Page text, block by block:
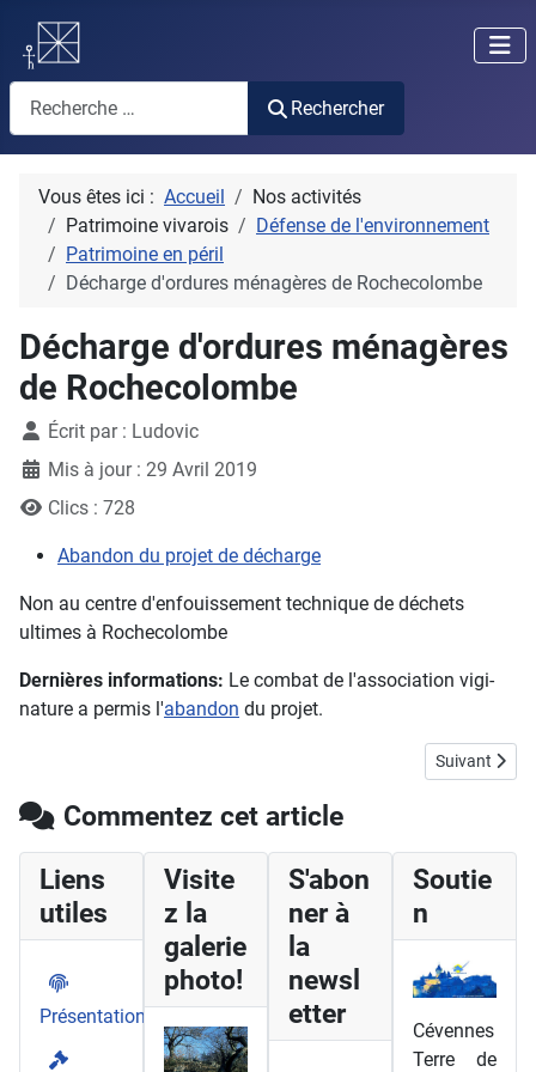
Rechercher
Rechercher
Vous êtes ici : Accueil
Nos activités
Patrimoine vivarois
Défense de l'environnement
Patrimoine en péril
Décharge d'ordures ménagères de Rochecolombe
Décharge d'ordures ménagères
de Rochecolombe
DétailsÉcrit par : Ludovic
Mis à jour : 29 Avril 2019
Clics : 728
Abandon du projet de décharge
Non au centre d'enfouissement technique de déchets
ultimes à Rochecolombe
Dernières informations: Le combat de l'association vigi-
nature a permis l'abandon du projet.
Article
Suivant
Commentez cet article
Liens
utiles
Présentation
Visite
z la
galerie
photo!
S'abon
ner à
la
newsl
etter
Soutie
n
Cévennes
Terre de